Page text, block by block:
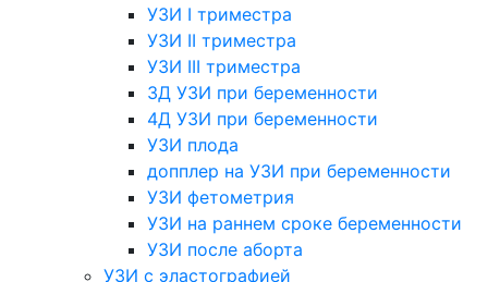
УЗИ I триместра
УЗИ II триместра
УЗИ III триместра
3Д УЗИ при беременности
4Д УЗИ при беременности
УЗИ плода
допплер на УЗИ при беременности
УЗИ фетометрия
УЗИ на раннем сроке беременности
УЗИ после аборта
УЗИ с эластографией